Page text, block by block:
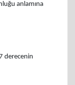
anlamına
derecenin